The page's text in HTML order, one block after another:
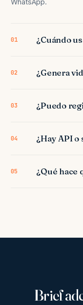
01 ¿Cuándo
02 ¿Genera
03 ¿Puedo
04 ¿Hay API o
05 ¿Qué hace
Brief